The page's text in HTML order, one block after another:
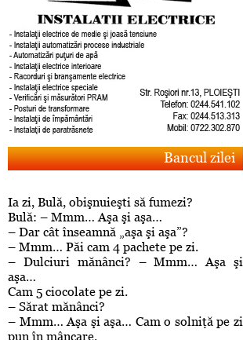
Bancul zilei
Ia zi, Bulă, obişnuieşti să fumezi?
Bulă: – Mmm… Aşa şi aşa…
– Dar cât înseamnă „aşa şi aşa”?
– Mmm… Păi cam 4 pachete pe zi.
– Dulciuri mănânci? – Mmm… Aşa şi
aşa…
Cam 5 ciocolate pe zi.
– Sărat mănânci?
– Mmm… Aşa şi aşa… Cam o solniţă pe zi
pun în mâncare.